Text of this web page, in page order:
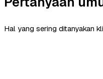
Hal yang sering ditanyakan